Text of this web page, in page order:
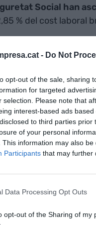
- Do Not
opt-out of the sale, sharing
for targeted
selection. Please note that
interest-based ads
to third parties
of your personal
This information may also
Participants that may further
Data Processing Opt Outs
opt-out of the Sharing of my
Social han
% del cost laboral
anuals es s'han
com a transport
i 99,88 a
treballadors han
un 0,9% menys que
centres que es